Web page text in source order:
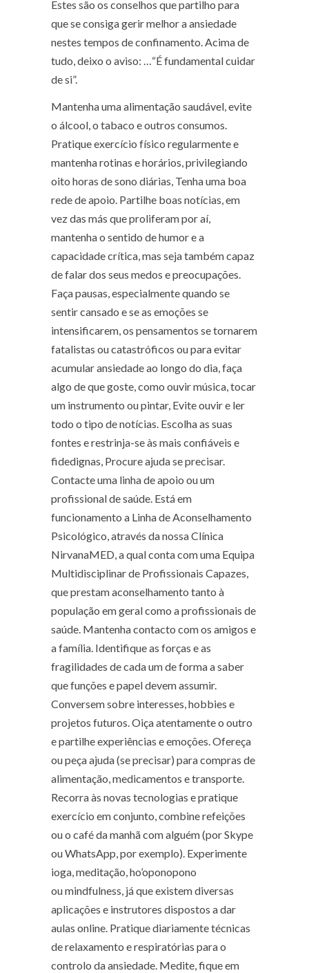
Estes são os conselhos que partilho para
que se consiga gerir melhor a ansiedade
nestes tempos de confinamento. Acima de
tudo, deixo o aviso: …“É fundamental cuidar
de si”.
Mantenha uma alimentação saudável, evite
o álcool, o tabaco e outros consumos.
Pratique exercício físico regularmente e
mantenha rotinas e horários, privilegiando
oito horas de sono diárias, Tenha uma boa
rede de apoio. Partilhe boas notícias, em
vez das más que proliferam por aí,
mantenha o sentido de humor e a
capacidade crítica, mas seja também capaz
de falar dos seus medos e preocupações.
Faça pausas, especialmente quando se
sentir cansado e se as emoções se
intensificarem, os pensamentos se tornarem
fatalistas ou catastróficos ou para evitar
acumular ansiedade ao longo do dia, faça
algo de que goste, como ouvir música, tocar
um instrumento ou pintar, Evite ouvir e ler
todo o tipo de notícias. Escolha as suas
fontes e restrinja-se às mais confiáveis e
fidedignas, Procure ajuda se precisar.
Contacte uma linha de apoio ou um
profissional de saúde. Está em
funcionamento a Linha de Aconselhamento
Psicológico, através da nossa Clínica
NirvanaMED, a qual conta com uma Equipa
Multidisciplinar de Profissionais Capazes,
que prestam aconselhamento tanto à
população em geral como a profissionais de
saúde. Mantenha contacto com os amigos e
a família. Identifique as forças e as
fragilidades de cada um de forma a saber
que funções e papel devem assumir.
Conversem sobre interesses, hobbies e
projetos futuros. Oiça atentamente o outro
e partilhe experiências e emoções. Ofereça
ou peça ajuda (se precisar) para compras de
alimentação, medicamentos e transporte.
Recorra às novas tecnologias e pratique
exercício em conjunto, combine refeições
ou o café da manhã com alguém (por Skype
ou WhatsApp, por exemplo). Experimente
ioga, meditação, ho’oponopono
ou mindfulness, já que existem diversas
aplicações e instrutores dispostos a dar
aulas online. Pratique diariamente técnicas
de relaxamento e respiratórias para o
controlo da ansiedade. Medite, fique em